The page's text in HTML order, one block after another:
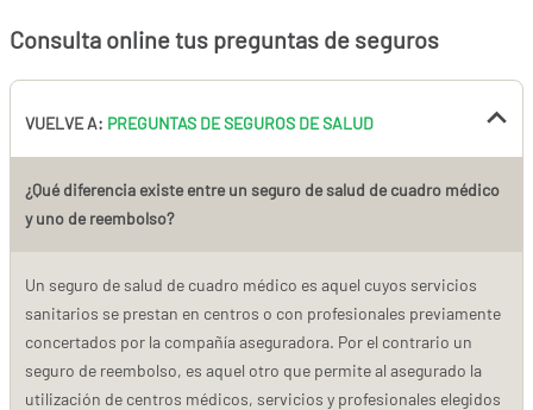
Consulta online tus preguntas de seguros
VUELVE A: PREGUNTAS DE SEGUROS DE SALUD
¿Qué diferencia existe entre un seguro de salud de cuadro médico
y uno de reembolso?
Un seguro de salud de cuadro médico es aquel cuyos servicios
sanitarios se prestan en centros o con profesionales previamente
concertados por la compañía aseguradora. Por el contrario un
seguro de reembolso, es aquel otro que permite al asegurado la
utilización de centros médicos, servicios y profesionales elegidos